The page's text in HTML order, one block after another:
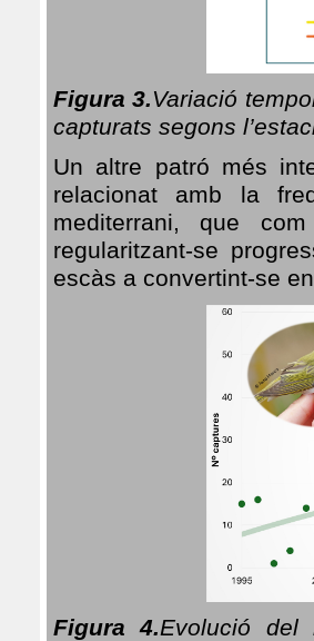
Figura 3.Variació
capturats segons
Un altre patró més
relacionat amb la
mediterrani, que
regularitzant-se
escàs a convertint-se
Figura 4.Evolució del